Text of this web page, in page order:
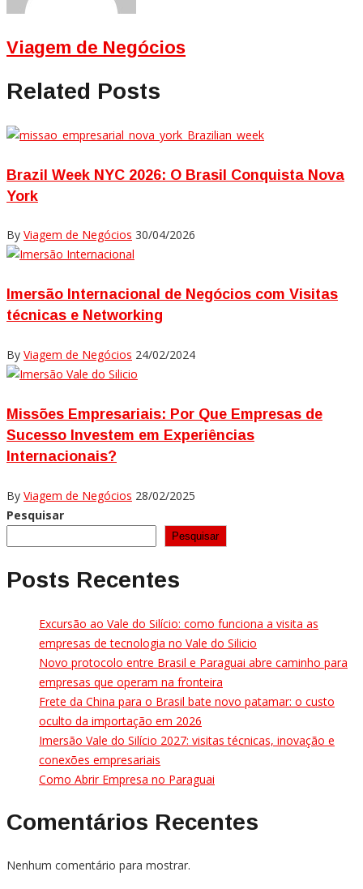
Viagem de Negócios
Related Posts
Brazil Week NYC 2026: O Brasil Conquista Nova
York
By Viagem de Negócios 30/04/2026
Imersão Internacional de Negócios com Visitas
técnicas e Networking
By Viagem de Negócios 24/02/2024
Missões Empresariais: Por Que Empresas de
Sucesso Investem em Experiências
Internacionais?
By Viagem de Negócios 28/02/2025
Pesquisar
Pesquisar
Posts Recentes
Excursão ao Vale do Silício: como funciona a visita as
empresas de tecnologia no Vale do Silicio
Novo protocolo entre Brasil e Paraguai abre caminho para
empresas que operam na fronteira
Frete da China para o Brasil bate novo patamar: o custo
oculto da importação em 2026
Imersão Vale do Silício 2027: visitas técnicas, inovação e
conexões empresariais
Como Abrir Empresa no Paraguai
Comentários Recentes
Nenhum comentário para mostrar.